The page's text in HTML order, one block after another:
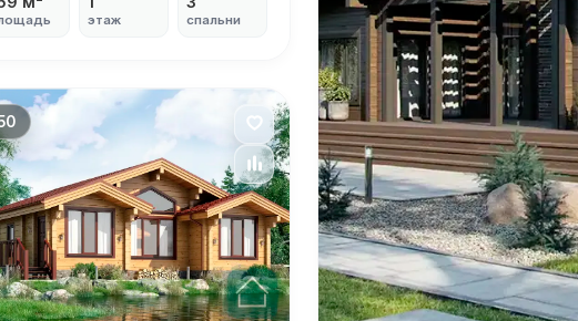
Я согласен наобработку персональных данных
этаж спальни